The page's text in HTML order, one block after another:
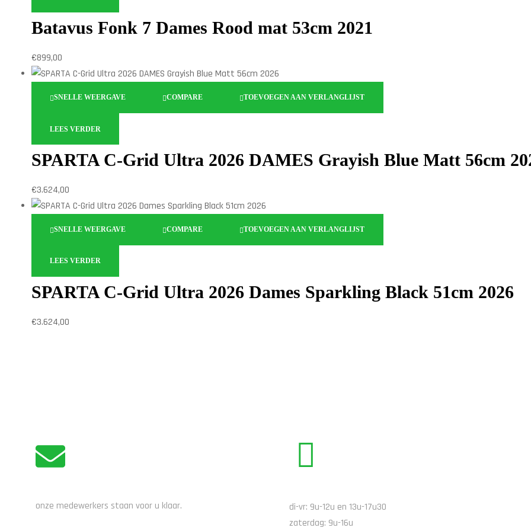
Batavus Fonk 7 Dames Rood mat 53cm 2021
€899,00
SNELLE WEERGAVE COMPARE TOEVOEGEN AAN VERLANGLIJST
LEES VERDER
SPARTA C-Grid Ultra 2026 DAMES Grayish Blue Matt 56cm
€3.624,00
SNELLE WEERGAVE COMPARE TOEVOEGEN AAN VERLANGLIJST
LEES VERDER
SPARTA C-Grid Ultra 2026 Dames Sparkling Black 51cm 2026
€3.624,00
onze medewerkers staan voor u klaar.
di-vr: 9u-12u en 13u-17u30
zaterdag: 9u-16u